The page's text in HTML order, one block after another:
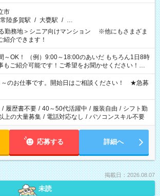
市
常陸多賀駅 / 大甕駅 / …
勤務地＞シニア向けマンション ※他にもさまざま
紹介できます！
～OK！ （例）9:00～18:00のあいだ もちろん1日8時
もご紹介可能です！ご希望をお聞かせください！★
でお休みが必要な場合も遠慮なくご相談ください。
時間以上の勤務が必要です
～のお仕事です。開始日はご相談ください！ ★急募
/ 履歴書不要 / 40～50代活躍中 / 服装自由 / シフト勤
上の大量募集 / 電話対応なし / パソコンスキル不要
応募する 詳細へ
掲載日：2026.08.07
未読